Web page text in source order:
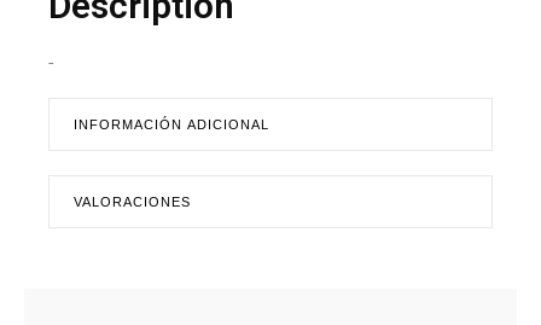
-
INFORMACIÓN ADICIONAL
VALORACIONES